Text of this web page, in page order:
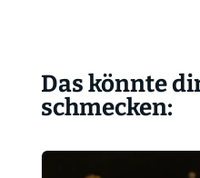
Das könnte
schmecken: